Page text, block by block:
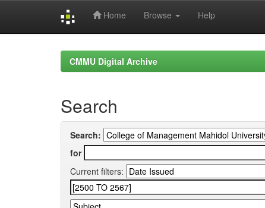
Home Browse Help
CMMU Digital Archive
Search
Search:
for
Current filters: